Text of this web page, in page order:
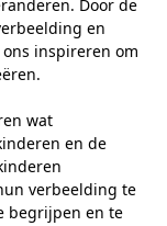
Door de
en
inspireren om
wat
en de
verbeelding te
begrijpen en te